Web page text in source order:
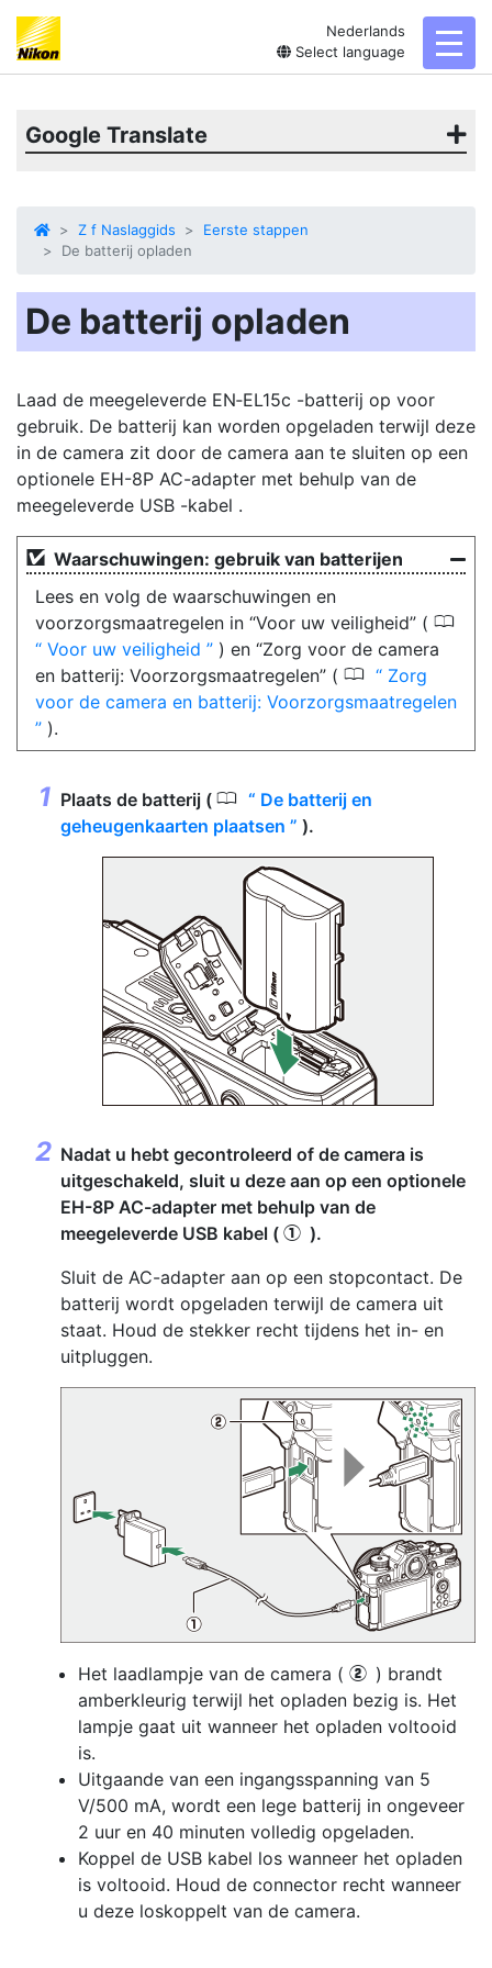
Nederlands
Select language
Google Translate
Z f Naslaggids
Eerste stappen
De batterij opladen
De batterij opladen
Laad de meegeleverde EN‑EL15c -batterij op voor
gebruik. De batterij kan worden opgeladen terwijl deze
in de camera zit door de camera aan te sluiten op een
optionele EH-8P AC-adapter met behulp van de
meegeleverde USB -kabel .
Waarschuwingen: gebruik van batterijen
Lees en volg de waarschuwingen en
voorzorgsmaatregelen in “Voor uw veiligheid” ( 0
Voor uw veiligheid
) en “Zorg voor de camera
en batterij: Voorzorgsmaatregelen” ( 0
Zorg
voor de camera en batterij: Voorzorgsmaatregelen
).
Plaats de batterij ( 0
De batterij en
geheugenkaarten plaatsen
).
Nadat u hebt gecontroleerd of de camera is
uitgeschakeld, sluit u deze aan op een optionele
EH-8P AC-adapter met behulp van de
meegeleverde USB kabel ( q ).
Sluit de AC-adapter aan op een stopcontact. De
batterij wordt opgeladen terwijl de camera uit
staat. Houd de stekker recht tijdens het in- en
uitpluggen.
Het laadlampje van de camera ( w ) brandt
amberkleurig terwijl het opladen bezig is. Het
lampje gaat uit wanneer het opladen voltooid
is.
Uitgaande van een ingangsspanning van 5
V/500 mA, wordt een lege batterij in ongeveer
2 uur en 40 minuten volledig opgeladen.
Koppel de USB kabel los wanneer het opladen
is voltooid. Houd de connector recht wanneer
u deze loskoppelt van de camera.